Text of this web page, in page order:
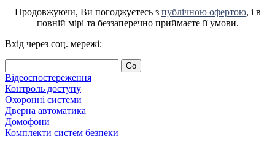
Продовжуючи, Ви погоджуєтесь з публічною офертою, і в
повній мірі та беззаперечно приймаєте її умови.
Вхід через соц. мережі:
Go
Відеоспостереження
Контроль доступу
Охоронні системи
Дверна автоматика
Домофони
Комплекти систем безпеки